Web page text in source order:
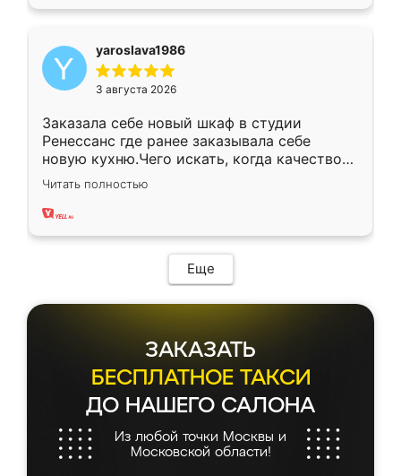
yaroslava1986
3 августа 2026
Заказала себе новый шкаф в студии
Ренессанс где ранее заказывала себе
новую кухню.Чего искать, когда качеством
вполне довольна. Служит кухня уже почти
два года, нареканий нет.
Читать полностью
Еще
ЗАКАЗАТЬ
БЕСПЛАТНОЕ ТАКСИ
ДО НАШЕГО САЛОНА
Из любой точки Москвы и
Московской области!